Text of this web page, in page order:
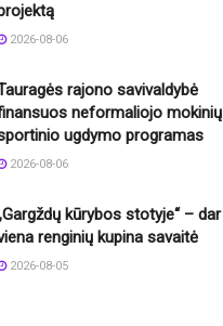
2026-08-06
rajono savivaldybė
neformaliojo mokinių
ugdymo programas
2026-08-06
kūrybos stotyje“ – dar
renginių kupina savaitė
2026-08-05